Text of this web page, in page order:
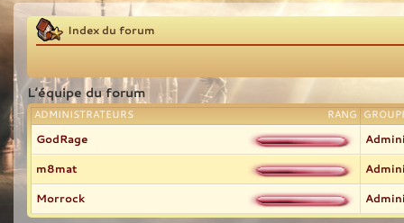
Index du forum
L’équipe du forum
RANG
ADMINISTRATEURS
GodRage
m8mat
Morrock